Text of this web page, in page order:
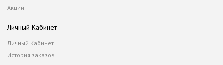
Акции
Личный Кабинет
Личный Кабинет
История заказов